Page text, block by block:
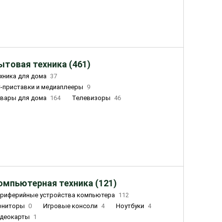
техника (461)
для дома 37
приставки и медиаплееры
9
для дома 164 Телевизоры 46
техника (121)
устройства компьютера 112
0 Игровые консоли 4 Ноутбуки 4
1